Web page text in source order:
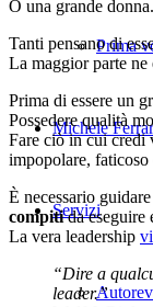
Prima
Michele
Servizi
O una grande donna.
Tanti pensano di
La maggior parte ne
Prima di essere un
Possedere qualità
Fare ciò in cui credi
impopolare, faticoso
È necessario
compitida eseguire
La vera leadership
“Dire a
leader.”